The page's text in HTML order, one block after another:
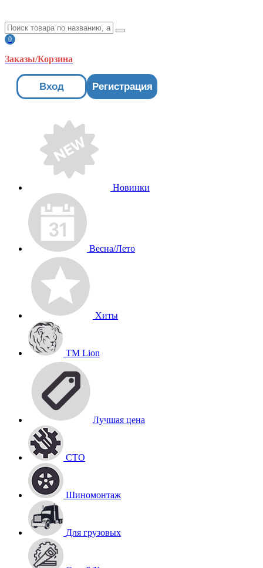
0
Заказы/Корзина
Вход Регистрация
Новинки
Весна/Лето
Хиты
TM Lion
Лучшая цена
СТО
Шиномонтаж
Для грузовых